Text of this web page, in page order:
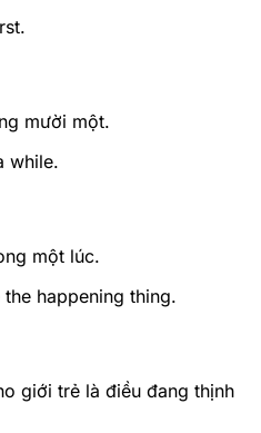
mười một.
while.
một lúc.
happening thing.
giới trẻ là điều đang thịnh